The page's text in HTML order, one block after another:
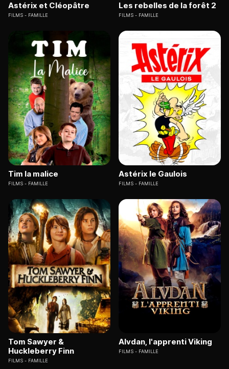
Astérix et Cléopâtre
FILMS FAMILLE
Les rebelles de la forêt 2
FILMS FAMILLE
Tim la malice
FILMS FAMILLE
Astérix le Gaulois
FILMS FAMILLE
Tom Sawyer &
Huckleberry Finn
FILMS FAMILLE
Alvdan, l'apprenti Viking
FILMS FAMILLE